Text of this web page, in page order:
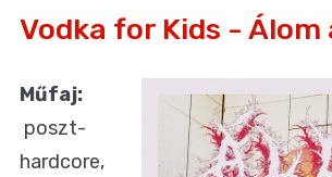
Vodka for Kids - Álom
Műfaj:
poszt-
hardcore,